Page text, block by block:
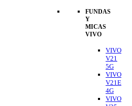
FUNDAS
Y
MICAS
VIVO
VIVO
V21
5G
VIVO
V21E
4G
VIVO